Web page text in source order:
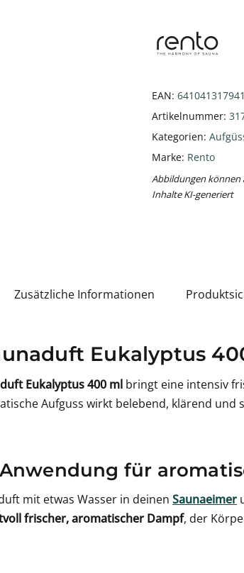
EAN:
Artikelnummer:
Kategorien:
Marke: Rento
Abbildungen können
Inhalte KI-generiert
Zusätzliche Informationen
Eukalyptus
Eukalyptus 400 ml bringt eine intensiv
Aufguss wirkt belebend, klärend
für
mit etwas Wasser in deinen Saunaeimer
frischer, aromatischer Dampf, der